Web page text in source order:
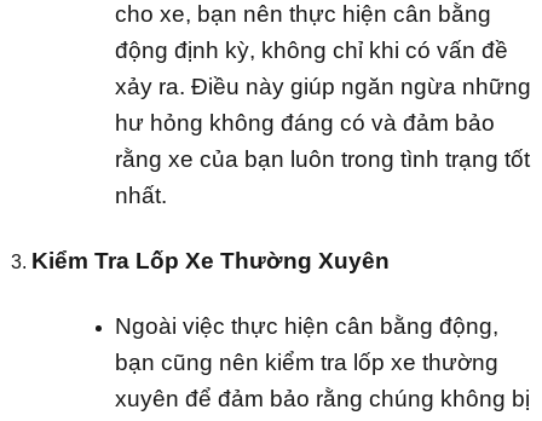
cho xe, bạn nên thực hiện cân bằng
động định kỳ, không chỉ khi có vấn đề
xảy ra. Điều này giúp ngăn ngừa những
hư hỏng không đáng có và đảm bảo
rằng xe của bạn luôn trong tình trạng tốt
nhất.
Kiểm Tra Lốp Xe Thường Xuyên
Ngoài việc thực hiện cân bằng động,
bạn cũng nên kiểm tra lốp xe thường
xuyên để đảm bảo rằng chúng không bị